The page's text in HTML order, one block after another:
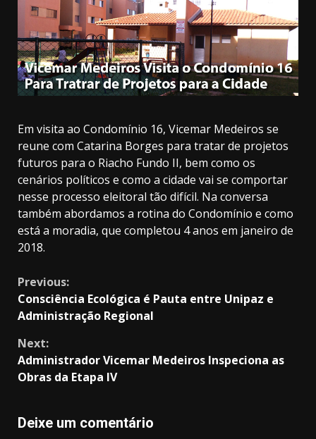
Em visita ao Condomínio 16, Vicemar Medeiros se
reune com Catarina Borges para tratar de projetos
futuros para o Riacho Fundo II, bem como os
cenários políticos e como a cidade vai se comportar
nesse processo eleitoral tão difícil. Na conversa
também abordamos a rotina do Condomínio e como
está a moradia, que completou 4 anos em janeiro de
2018.
Continue
Reading
Previous:
Consciência Ecológica é Pauta entre Unipaz e
Administração Regional
Next:
Administrador Vicemar Medeiros Inspeciona as
Obras da Etapa IV
Deixe um comentário